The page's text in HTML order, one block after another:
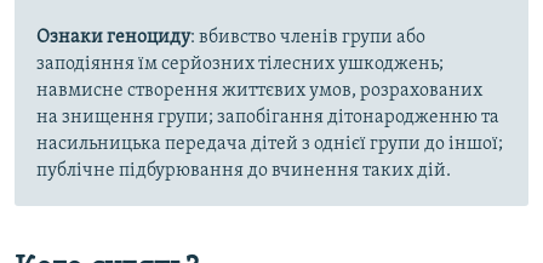
Ознаки геноциду: вбивство членів групи або
заподіяння їм серйозних тілесних ушкоджень;
навмисне створення життєвих умов, розрахованих
на знищення групи; запобігання дітонародженню та
насильницька передача дітей з однієї групи до іншої;
публічне підбурювання до вчинення таких дій.